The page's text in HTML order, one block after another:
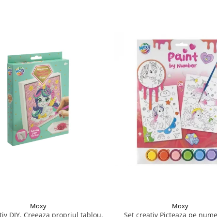
Moxy
DIY, Creeaza propriul tablou,
Moxy
Set creativ Picteaza pe